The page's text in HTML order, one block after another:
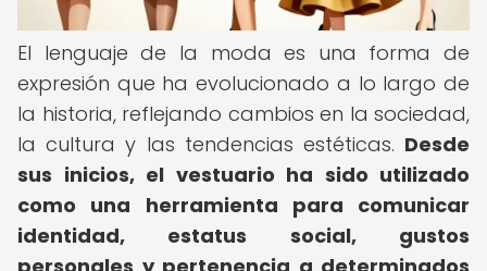
El lenguaje de la moda es una forma de
expresión que ha evolucionado a lo largo de
la historia, reflejando cambios en la sociedad,
la cultura y las tendencias estéticas. Desde
sus inicios, el vestuario ha sido utilizado
como una herramienta para comunicar
identidad, estatus social, gustos